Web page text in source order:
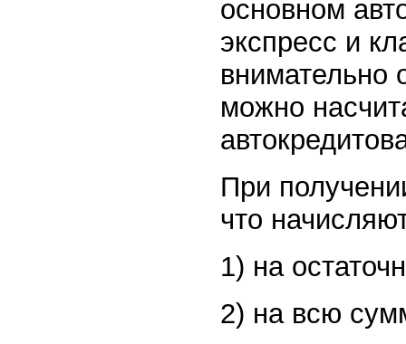
основном
экспресс и
внимательно
можно
При
что
1) на
2) на всю